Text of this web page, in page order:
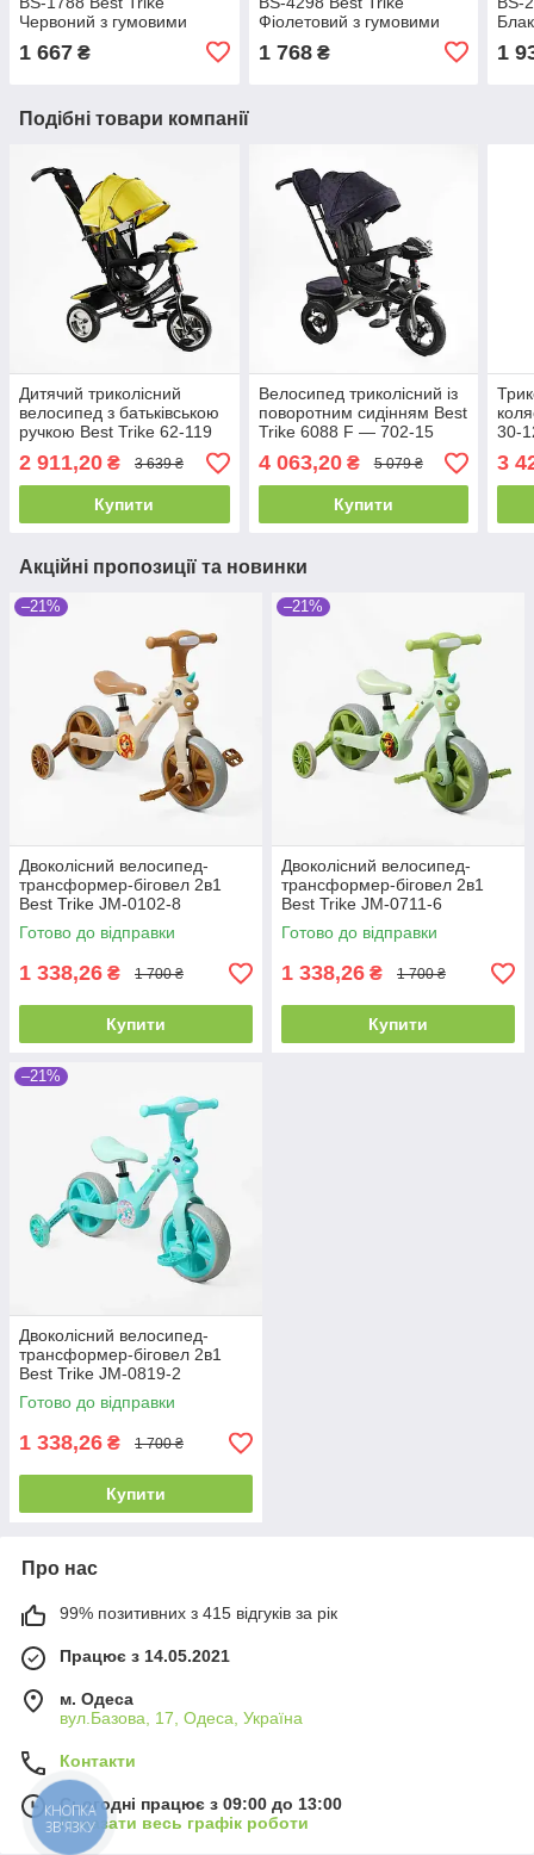
Червоний з гумовими
дзвіночок
1 667 ₴
Фіолетовий з гумовими
дзвіночок
1 768₴ 1
Подібні товари компанії
Дитячий триколісний
велосипед з батьківською
ручкою Best Trike 62-119
Жовтий, колеса ПЕНА,
фара, USB,
2 911,20 ₴ 3 639 ₴
Купити
Велосипед триколісний із
поворотним сидінням Best
Trike 6088 F — 702-15
Синій, надувні колеса
4 063,20₴ 5 079 ₴
Купити
30-
3
Акційні пропозиції та новинки
–21%
Двоколісний велосипед-
трансформер-біговел 2в1
Best Trike JM-0102-8
Коричневий, колеса 10
дюймів, з музикою та
підсвіткою
Готово до відправки
1 338,26 ₴ 1 700 ₴
Купити
–21%
Двоколісний велосипед-
трансформер-біговел 2в1
Best Trike JM-0711-6
Зелений, колеса 10 дюймів, з
музикою та підсвіткою
Готово до відправки
1 338,26 ₴ 1 700 ₴
Купити
–21%
Двоколісний велосипед-
трансформер-біговел 2в1
Best Trike JM-0819-2
Блакитний, колеса 10
дюймів, з музикою та
підсвіткою
Готово до відправки
1 338,26 ₴ 1 700 ₴
Купити
Про нас
99% позитивних з 415 відгуків за рік
Працює з 14.05.2021
м. Одеса
вул.Базова, 17, Одеса, Україна
Контакти
Сьогодні працює з 09:00 до 13:00
Показати весь графік роботи
КНОПКА
ЗВ'ЯЗКУ